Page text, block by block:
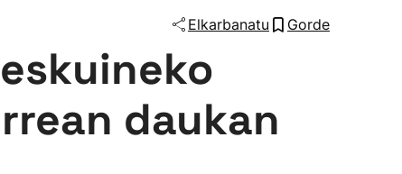
Elkarbanatu Gorde
daukan